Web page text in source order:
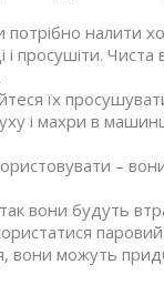
налити
і просушіти.
їх
і махри в
–
вони будуть
можуть